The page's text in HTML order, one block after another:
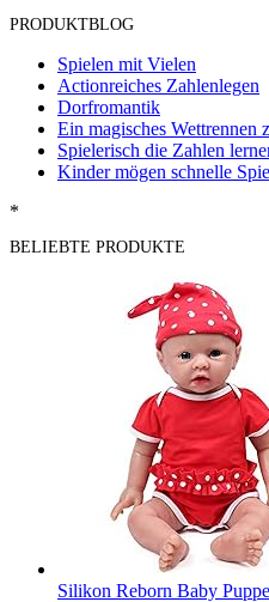
PRODUKTBLOG
Spielen mit Vielen
Actionreiches Zahlenlegen
Dorfromantik
Ein magisches Wettrennen
Spielerisch die Zahlen
Kinder mögen schnelle
*
BELIEBTE PRODUKTE
Silikon Reborn Baby